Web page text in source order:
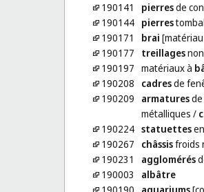
190141
pierresde
190144 pierres
190171
brai
190177
treillages
190197 matériaux à
190208
cadresde
190209
armaturesde
métalliques /
190224 statuettes
190267
châssisfroids
190231
agglomérés
190003
albâtre